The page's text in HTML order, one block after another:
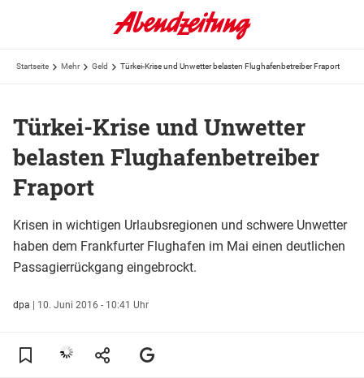
Startseite Mehr Geld Türkei-Krise und Unwetter belasten Flughafenbetreiber Fraport
Türkei-Krise und Unwetter
belasten Flughafenbetreiber
Fraport
Krisen in wichtigen Urlaubsregionen und schwere Unwetter
haben dem Frankfurter Flughafen im Mai einen deutlichen
Passagierrückgang eingebrockt.
dpa | 10. Juni 2016 - 10:41 Uhr